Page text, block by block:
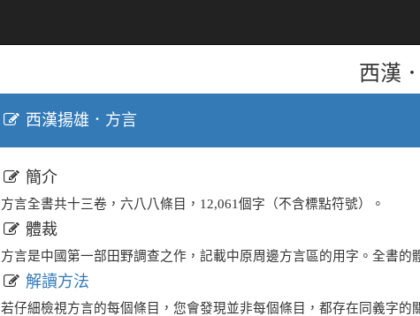
西漢
西漢揚雄．方言
簡介
方言全書共十三卷，六八八條目，12,061個字（不含標點符號）。
體裁
方言是中國第一部田野調查之作，記載中原周邊方言區的用字。全書
解讀方法
若仔細檢視方言的每個條目，您會發現並非每個條目，都存在同義字